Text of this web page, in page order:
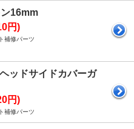
16mm
円)
補修パーツ
ッドサイドカバーガ
円)
補修パーツ